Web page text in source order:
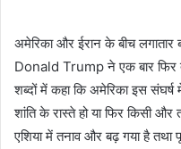
अमेरिका और ईरान के बीच लगातार
Donald Trump ने एक बार फिर
शब्दों में कहा कि अमेरिका इस संघर्ष
शांति के रास्ते हो या फिर किसी
एशिया में तनाव और बढ़ गया है तथा